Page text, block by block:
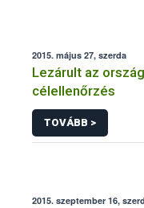
2015. május 27, szerda
Lezárult az
célellenőrzés
TOVÁBB >
2015. szeptember 16,